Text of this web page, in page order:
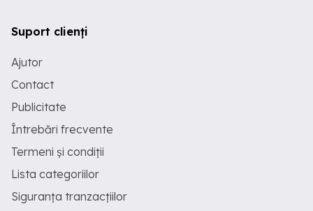
Suport clienți
Ajutor
Contact
Publicitate
Întrebări frecvente
Termeni și condiții
Lista categoriilor
Siguranța tranzacțiilor